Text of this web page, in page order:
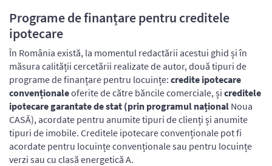
Programe de finanțare pentru creditele
ipotecare
În România există, la momentul redactării acestui ghid și în
măsura calității cercetării realizate de autor, două tipuri de
programe de finanțare pentru locuințe: credite ipotecare
convenționaleoferite de către băncile comerciale, și creditele
ipotecare garantate de stat (prin programul național Noua
CASĂ), acordate pentru anumite tipuri de clienți și anumite
tipuri de imobile. Creditele ipotecare convenționale pot fi
acordate pentru locuințe convenționale sau pentru locuințe
verzi sau cu clasă energetică A.